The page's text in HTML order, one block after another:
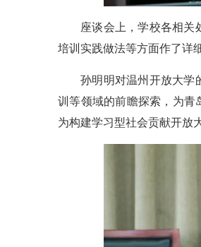
座谈会上，学校各相关
培训实践做法等方面作了详
孙明明对温州开放大学
训等领域的前瞻探索，为青
为构建学习型社会贡献开放